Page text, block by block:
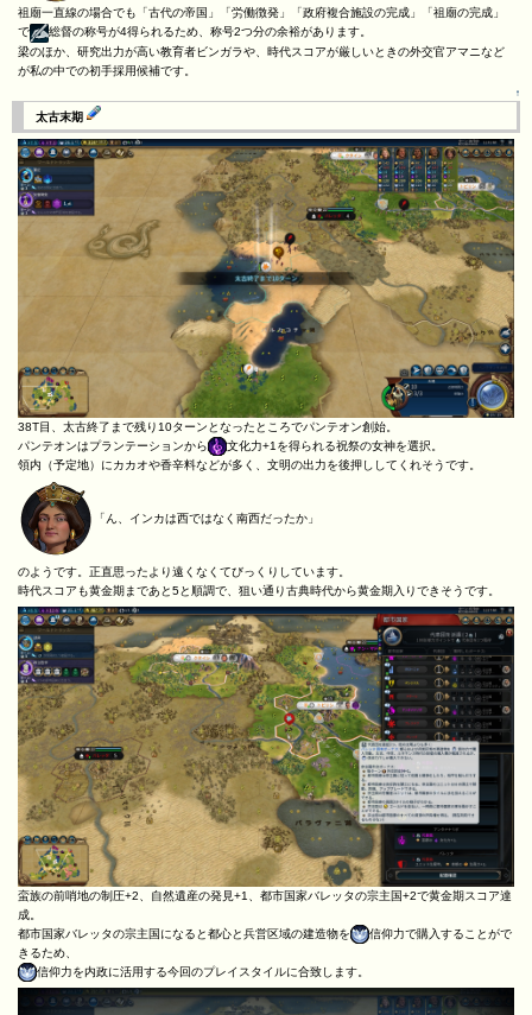
祖廟一直線の場合でも「古代の帝国」「労働徴発」「政府複合施設の完成」「祖廟の完成」
で
総督の称号が4得られるため、称号2つ分の余裕があります。
梁のほか、研究出力が高い教育者ビンガラや、時代スコアが厳しいときの外交官アマニなど
が私の中での初手採用候補です。
↑
太古末期
38T目、太古終了まで残り10ターンとなったところでパンテオン創始。
パンテオンはプランテーションから
文化力+1を得られる祝祭の女神を選択。
領内（予定地）にカカオや香辛料などが多く、文明の出力を後押ししてくれそうです。
「ん、インカは西ではなく南西だったか」
のようです。正直思ったより遠くなくてびっくりしています。
時代スコアも黄金期まであと5と順調で、狙い通り古典時代から黄金期入りできそうです。
蛮族の前哨地の制圧+2、自然遺産の発見+1、都市国家バレッタの宗主国+2で黄金期スコア達
成。
都市国家バレッタの宗主国になると都心と兵営区域の建造物を
信仰力で購入することがで
きるため、
信仰力を内政に活用する今回のプレイスタイルに合致します。